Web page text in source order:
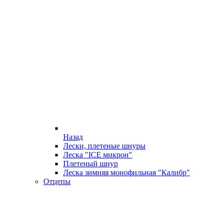
Назад
Лески, плетеные шнуры
Леска "ICE микрон"
Плетеный шнур
Леска зимняя монофильная "Калибр"
Отцепы